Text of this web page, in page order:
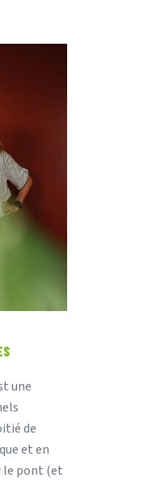
une
de
et en
le pont (et